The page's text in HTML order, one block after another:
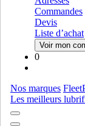
Commandes
Devis
Liste d’achat
Voir mon
0
Nos marques
Les meilleurs
Presse À
Presses A
Ramasseuses-
Accessoires
Produits